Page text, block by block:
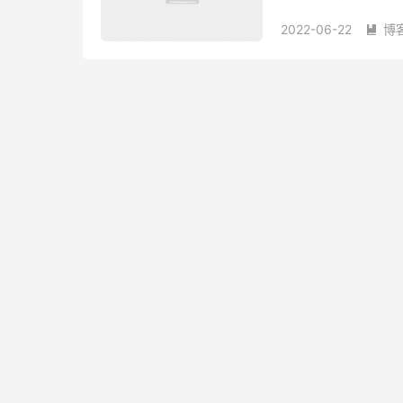
2022-06-22  博